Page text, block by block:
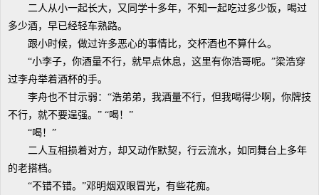
二人从小一起长大，又同学十多年，不知一起吃过多少饭，喝过
多少酒，早已经轻车熟路。
跟小时候，做过许多恶心的事情比，交杯酒也不算什么。
“小李子，你酒量不行，就早点休息，这里有你浩哥呢。”梁浩穿
过李舟举着酒杯的手。
李舟也不甘示弱：“浩弟弟，我酒量不行，但我喝得少啊，你牌技
不行，就不要逞强。” “喝！”
“喝！”
二人互相损着对方，却又动作默契，行云流水，如同舞台上多年
的老搭档。
“不错不错。”邓明烟双眼冒光，有些花痴。